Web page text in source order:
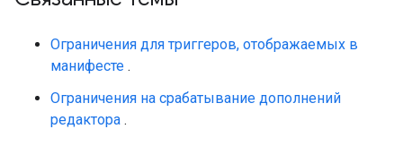
Ограничения для триггеров, отображаемых в
манифесте .
Ограничения на срабатывание дополнений
редактора .